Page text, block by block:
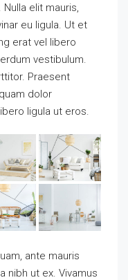
elit mauris,
eu ligula. Ut et
erat vel libero
vestibulum.
Praesent
dolor
ligula ut eros.
ante mauris
nibh ut ex. Vivamus